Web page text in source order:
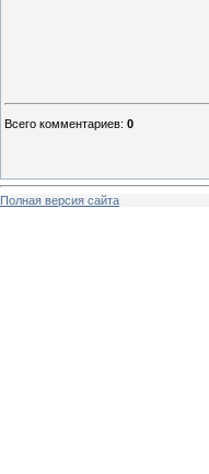
Всего комментариев: 0
Полная версия сайта